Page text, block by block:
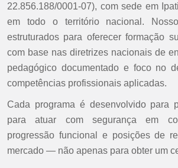
22.856.188/0001-07), com sede em
em todo o território nacional.
estruturados para oferecer formação
com base nas diretrizes nacionais de
pedagógico documentado e foco no
competências profissionais aplicadas.
Cada programa é desenvolvido para
para atuar com segurança em
progressão funcional e posições de
mercado — não apenas para obter um